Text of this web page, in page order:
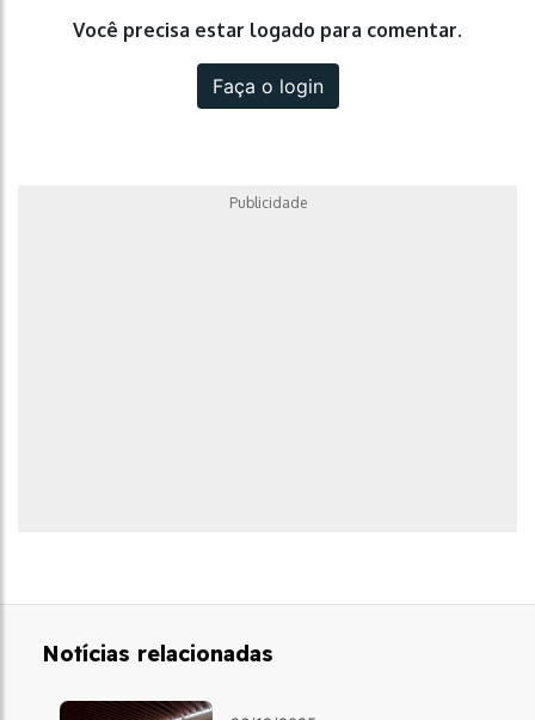
Você precisa estar logado para comentar.
Faça o login
Publicidade
Notícias relacionadas